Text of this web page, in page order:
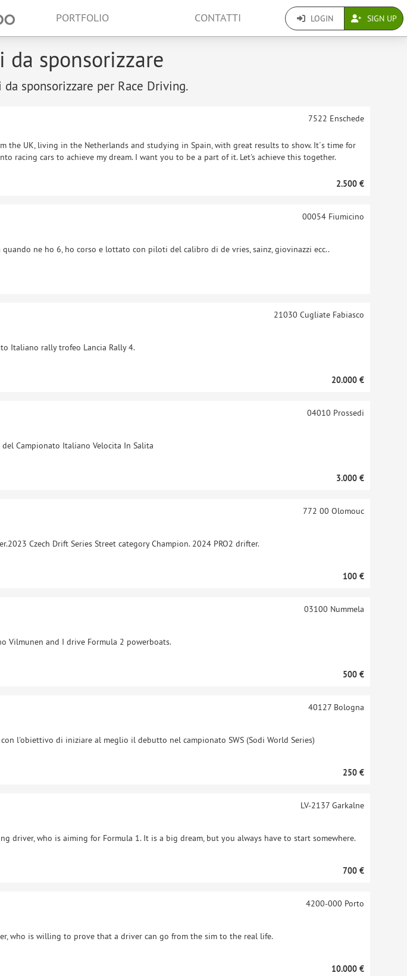
PORTFOLIO CONTATTI LOGIN SIGN UP
da sponsorizzare
sponsorizzare per Race Driving.
the UK, living in the Netherlands and studying in Spain, with great results to show. It´s time for
racing cars to achieve my dream. I want you to be a part of it. Let's achieve this together.
7522 Enschede
2.500 €
ne ho 6, ho corso e lottato con piloti del calibro di de vries, sainz, giovinazzi ecc..
00054Fiumicino
Italiano rally trofeo Lancia Rally 4.
21030 Cugliate Fabiasco
20.000 €
Campionato Italiano Velocita In Salita
04010 Prossedi
3.000 €
Czech Drift Series Street category Champion. 2024 PRO2 drifter.
772 00 Olomouc
100 €
Vilmunen and I drive Formula 2 powerboats.
03100 Nummela
500 €
l'obiettivo di iniziare al meglio il debutto nel campionato SWS (Sodi World Series)
40127Bologna
250 €
driver, who is aiming for Formula 1. It is a big dream, but you always have to start somewhere.
LV-2137Garkalne
700 €
who is willing to prove that a driver can go from the sim to the real life.
4200-000 Porto
10.000 €